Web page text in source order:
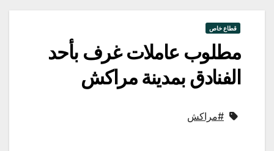
قطاع خاص
مطلوب عاملات غرف بأحد
الفنادق بمدينة مراكش
#مراكش